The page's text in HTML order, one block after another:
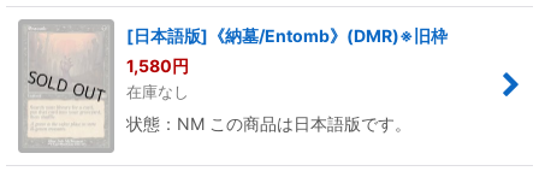
[日本語版]《納墓/Entomb》(DMR)※旧枠
1,580円
在庫なし
状態：NM この商品は日本語版です。